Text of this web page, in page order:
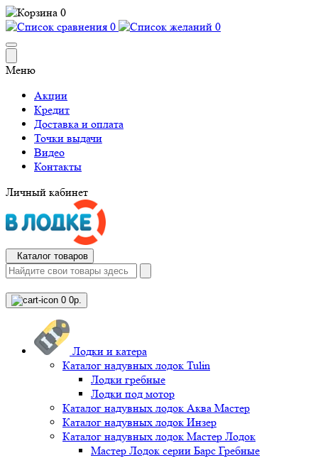
0
0
0
Меню
Акции
Кредит
Доставка и оплата
Точки выдачи
Видео
Контакты
Личный кабинет
Каталог товаров
0 0р.
Лодки и катера
Каталог надувных лодок Tulin
Лодки гребные
Лодки под мотор
Каталог надувных лодок Аква Мастер
Каталог надувных лодок Инзер
Каталог надувных лодок Мастер Лодок
Мастер Лодок серии Барс Гребные